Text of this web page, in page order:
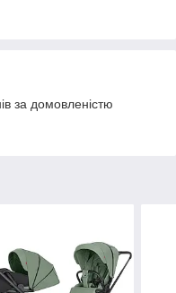
за домовленістю